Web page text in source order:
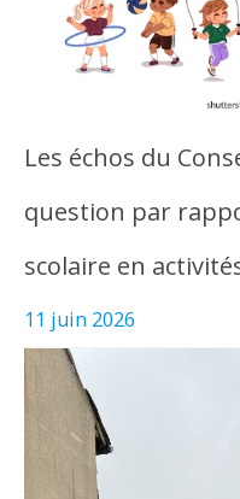
Les échos du
question par
scolaire en
11 juin 2026